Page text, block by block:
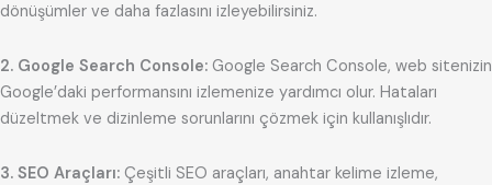
dönüşümler ve daha fazlasını izleyebilirsiniz.
2. Google Search Console: Google Search Console, web sitenizin
Google’daki performansını izlemenize yardımcı olur. Hataları
düzeltmek ve dizinleme sorunlarını çözmek için kullanışlıdır.
3. SEO Araçları: Çeşitli SEO araçları, anahtar kelime izleme,